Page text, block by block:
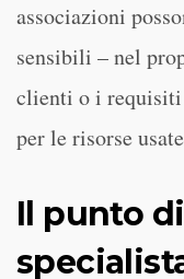
associazioni
sensibili – nel
clienti o i requisiti
per le risorse
Il punto